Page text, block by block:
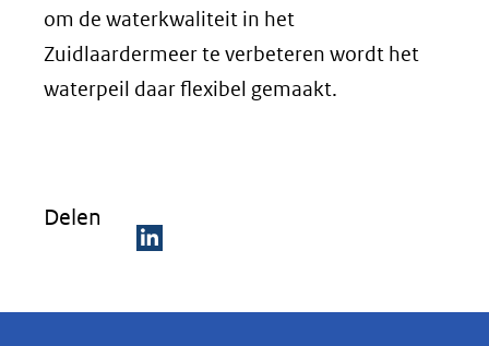
om de waterkwaliteit in het
Zuidlaardermeer te verbeteren wordt het
waterpeil daar flexibel gemaakt.
Delen
e